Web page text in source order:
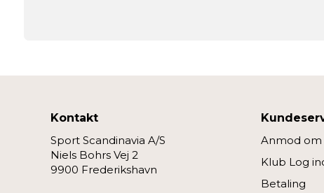
Kontakt
Sport Scandinavia A/S
Niels Bohrs Vej 2
9900 Frederikshavn
Anmod
Klub Log
Betaling